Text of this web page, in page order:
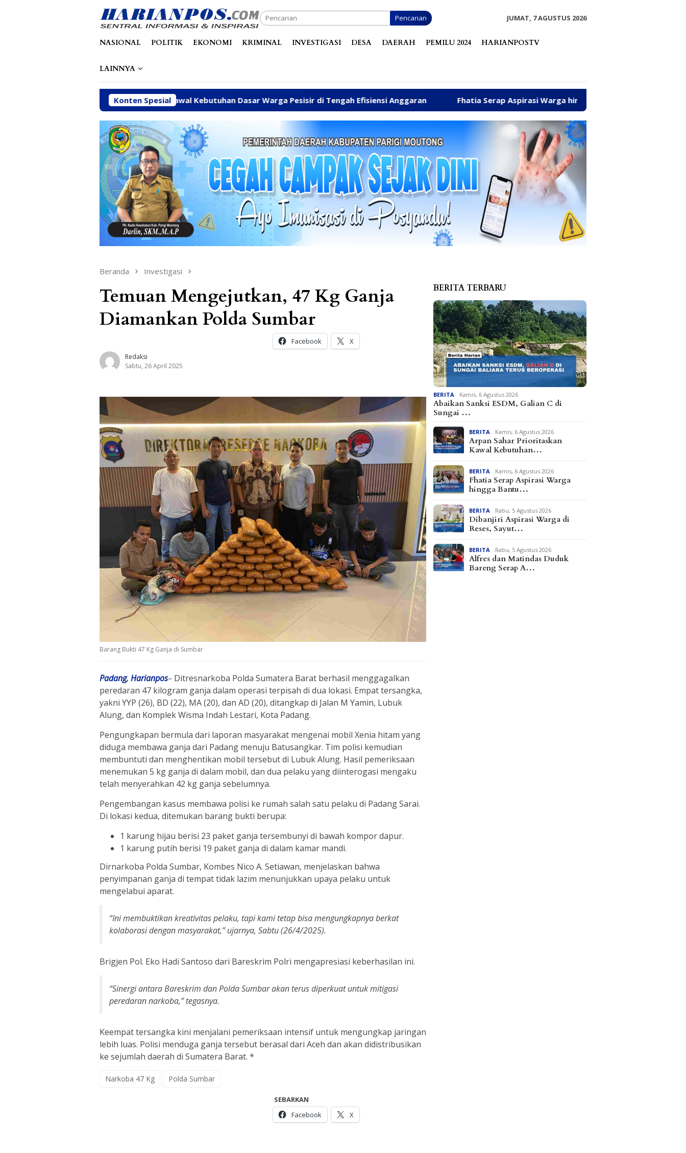
Pencarian JUMAT, 7 AGUSTUS 2026
NASIONAL POLITIK EKONOMI KRIMINAL INVESTIGASI DESA DAERAH PEMILU 2024 HARIANPOSTV
LAINNYA
Konten Spesial
Sahar Prioritaskan Kawal Kebutuhan Dasar Warga Pesisir di Tengah Efisiensi Anggaran Fhatia Serap Aspirasi Warga hingga Bantu Fasilitas Tempat Ibadah Pakai Dana
Beranda Investigasi
Temuan Mengejutkan, 47 Kg Ganja
Diamankan Polda Sumbar
Redaksi
Sabtu, 26 April 2025
Facebook X
Barang Bukti 47 Kg Ganja di Sumbar
Padang, Harianpos– Ditresnarkoba Polda Sumatera Barat berhasil menggagalkan
peredaran 47 kilogram ganja dalam operasi terpisah di dua lokasi. Empat tersangka,
yakni YYP (26), BD (22), MA (20), dan AD (20), ditangkap di Jalan M Yamin, Lubuk
Alung, dan Komplek Wisma Indah Lestari, Kota Padang.
Pengungkapan bermula dari laporan masyarakat mengenai mobil Xenia hitam yang
diduga membawa ganja dari Padang menuju Batusangkar. Tim polisi kemudian
membuntuti dan menghentikan mobil tersebut di Lubuk Alung. Hasil pemeriksaan
menemukan 5 kg ganja di dalam mobil, dan dua pelaku yang diinterogasi mengaku
telah menyerahkan 42 kg ganja sebelumnya.
Pengembangan kasus membawa polisi ke rumah salah satu pelaku di Padang Sarai.
Di lokasi kedua, ditemukan barang bukti berupa:
1 karung hijau berisi 23 paket ganja tersembunyi di bawah kompor dapur.
1 karung putih berisi 19 paket ganja di dalam kamar mandi.
Dirnarkoba Polda Sumbar, Kombes Nico A. Setiawan, menjelaskan bahwa
penyimpanan ganja di tempat tidak lazim menunjukkan upaya pelaku untuk
mengelabui aparat.
“Ini membuktikan kreativitas pelaku, tapi kami tetap bisa mengungkapnya berkat
kolaborasi dengan masyarakat,” ujarnya, Sabtu (26/4/2025).
Brigjen Pol. Eko Hadi Santoso dari Bareskrim Polri mengapresiasi keberhasilan ini.
“Sinergi antara Bareskrim dan Polda Sumbar akan terus diperkuat untuk mitigasi
peredaran narkoba,”tegasnya.
Keempat tersangka kini menjalani pemeriksaan intensif untuk mengungkap jaringan
lebih luas. Polisi menduga ganja tersebut berasal dari Aceh dan akan didistribusikan
ke sejumlah daerah di Sumatera Barat. *
Narkoba 47 Kg Polda Sumbar
SEBARKAN
Facebook
X
BERITA TERBARU
BERITA Kamis, 6 Agustus 2026
Abaikan Sanksi ESDM, Galian C di
Sungai …
BERITA Kamis, 6 Agustus 2026
Arpan Sahar Prioritaskan
Kawal Kebutuhan…
BERITA Kamis, 6 Agustus 2026
Fhatia Serap Aspirasi Warga
hingga Bantu…
BERITA Rabu, 5 Agustus 2026
Dibanjiri Aspirasi Warga di
Reses, Sayut…
BERITA Rabu, 5 Agustus 2026
Alfres dan Matindas Duduk
Bareng Serap A…